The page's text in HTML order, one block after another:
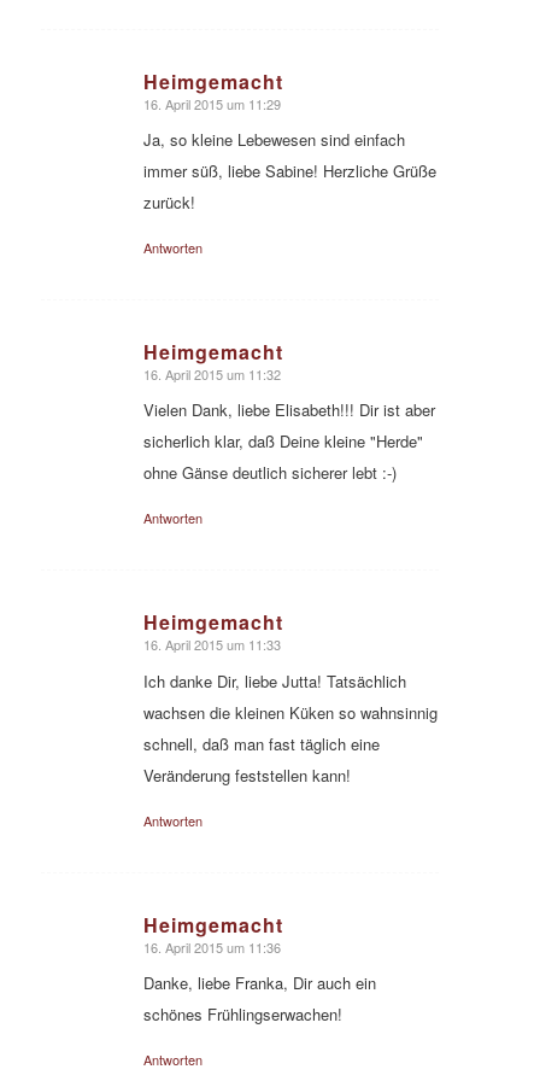
Heimgemacht
sagte:
16. April 2015 um 11:29
Ja, so kleine Lebewesen sind einfach
immer süß, liebe Sabine! Herzliche Grüße
zurück!
Antworten
Heimgemacht
sagte:
16. April 2015 um 11:32
Vielen Dank, liebe Elisabeth!!! Dir ist aber
sicherlich klar, daß Deine kleine "Herde"
ohne Gänse deutlich sicherer lebt :-)
Antworten
Heimgemacht
sagte:
16. April 2015 um 11:33
Ich danke Dir, liebe Jutta! Tatsächlich
wachsen die kleinen Küken so wahnsinnig
schnell, daß man fast täglich eine
Veränderung feststellen kann!
Antworten
Heimgemacht
sagte:
16. April 2015 um 11:36
Danke, liebe Franka, Dir auch ein
schönes Frühlingserwachen!
Antworten